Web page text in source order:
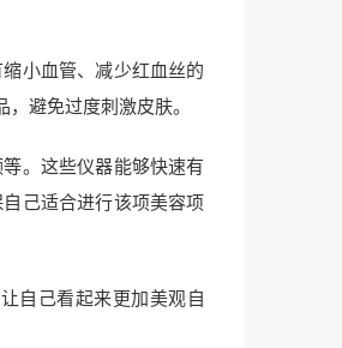
小血管、减少红血丝的
避免过度刺激皮肤。
。这些仪器能够快速有
己适合进行该项美容项
自己看起来更加美观自